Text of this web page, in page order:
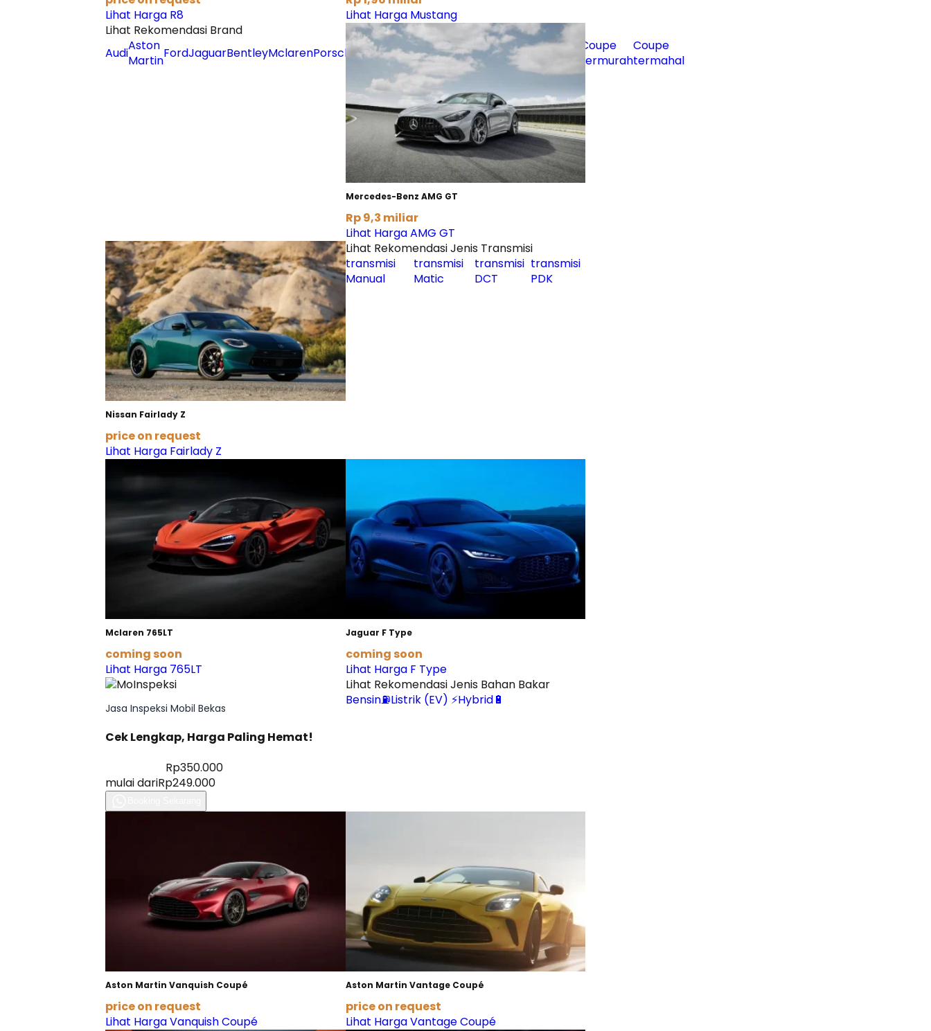
Lihat Harga R8
Lihat Harga Mustang
Lihat Rekomendasi Brand
AudiAston
MartinFordJaguarBentleyMclarenPorscheBMW Mercedes-
Benz
LexusToyotaFerrari
Coupe
termurah
Coupe
termahal
Mercedes-Benz AMG GT
Rp 9,3 miliar
Lihat Harga AMG GT
Nissan Fairlady Z
price on request
Lihat Harga Fairlady Z
Lihat Rekomendasi Jenis Transmisi
transmisi
Manual
transmisi
Matic
transmisi
DCT
transmisi
PDK
Mclaren 765LT
coming soon
Lihat Harga 765LT
Jaguar F Type
coming soon
Lihat Harga F Type
Jasa Inspeksi Mobil Bekas
Cek Lengkap, Harga Paling Hemat!
Rp350.000
mulai dariRp249.000
Lihat Rekomendasi Jenis Bahan Bakar
Bensin⛽Listrik (EV) ⚡Hybrid🔋
Aston Martin Vanquish Coupé
price on request
Lihat Harga Vanquish Coupé
Aston Martin Vantage Coupé
price on request
Lihat Harga Vantage Coupé